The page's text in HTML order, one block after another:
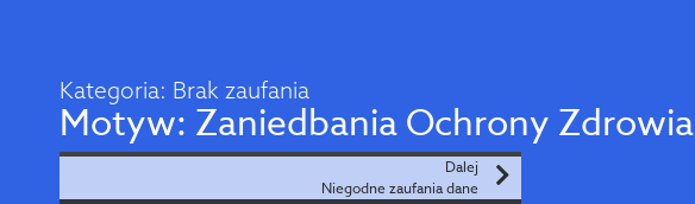
Kategoria: Brak zaufania
Motyw: Zaniedbania Ochrony Zdrowia
Dalej
Niegodne zaufania dane